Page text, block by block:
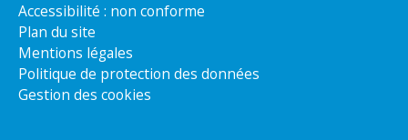
Accessibilité : non conforme
Plan du site
Mentions légales
Politique de protection des données
Gestion des cookies